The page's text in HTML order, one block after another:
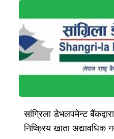
सांग्रिला डेभलपमेन्ट
निष्क्रिय खाता अद्यावधिक